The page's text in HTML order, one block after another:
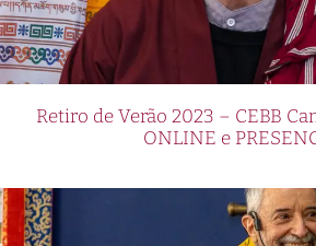
Retiro de Verão 2023 – CEBB
ONLINE e